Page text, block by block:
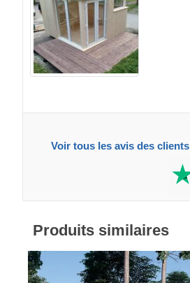
Voir tous les avis des clients
Produits similaires